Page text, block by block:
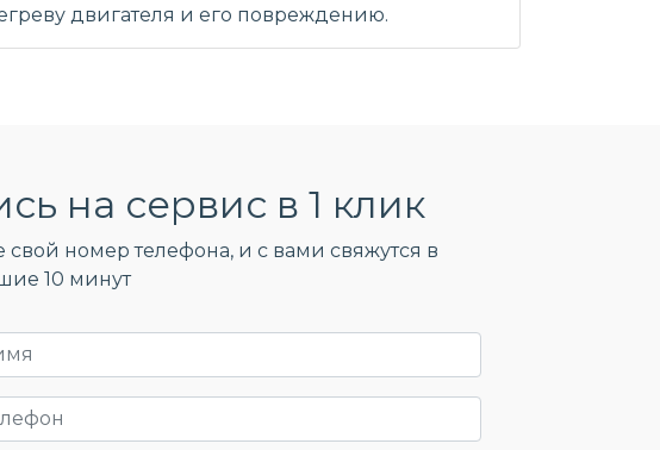
двигателя и его повреждению.
на сервис в 1 клик
свой номер телефона, и c вами свяжутся в
10 минут